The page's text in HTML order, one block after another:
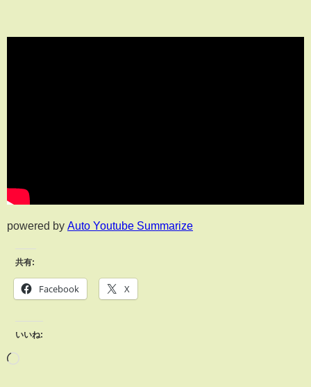
powered by Auto Youtube Summarize
共有:
Facebook X
いいね: